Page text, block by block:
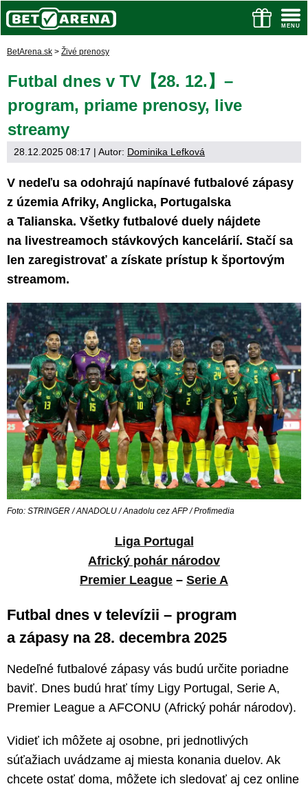
BetArena.sk > Živé prenosy
Futbal dnes v TV【28. 12.】–
program, priame prenosy, live
streamy
28.12.2025 08:17 | Autor: Dominika Lefková
V nedeľu sa odohrajú napínavé futbalové zápasy
z územia Afriky, Anglicka, Portugalska
a Talianska. Všetky futbalové duely nájdete
na livestreamoch stávkových kancelárií. Stačí sa
len zaregistrovať a získate prístup k športovým
streamom.
Foto: STRINGER / ANADOLU / Anadolu cez AFP / Profimedia
Liga Portugal
Africký pohár národov
Premier League – Serie A
Futbal dnes v televízii – program
a zápasy na 28. decembra 2025
Nedeľné futbalové zápasy vás budú určite poriadne
baviť. Dnes budú hrať tímy Ligy Portugal, Serie A,
Premier League a AFCONU (Africký pohár národov).
Vidieť ich môžete aj osobne, pri jednotlivých
súťažiach uvádzame aj miesta konania duelov. Ak
chcete ostať doma, môžete ich sledovať aj cez online